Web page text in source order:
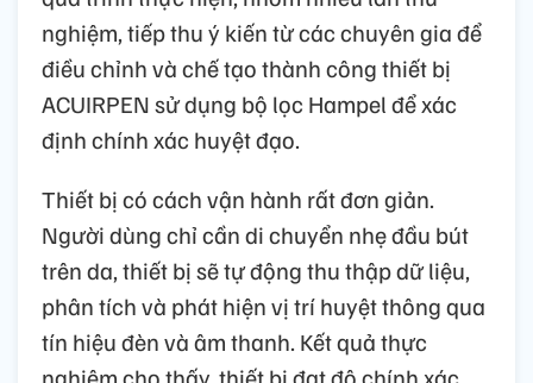
nghiệm, tiếp thu ý kiến từ các chuyên gia để
điều chỉnh và chế tạo thành công thiết bị
ACUIRPEN sử dụng bộ lọc Hampel để xác
định chính xác huyệt đạo.
Thiết bị có cách vận hành rất đơn giản.
Người dùng chỉ cần di chuyển nhẹ đầu bút
trên da, thiết bị sẽ tự động thu thập dữ liệu,
phân tích và phát hiện vị trí huyệt thông qua
tín hiệu đèn và âm thanh. Kết quả thực